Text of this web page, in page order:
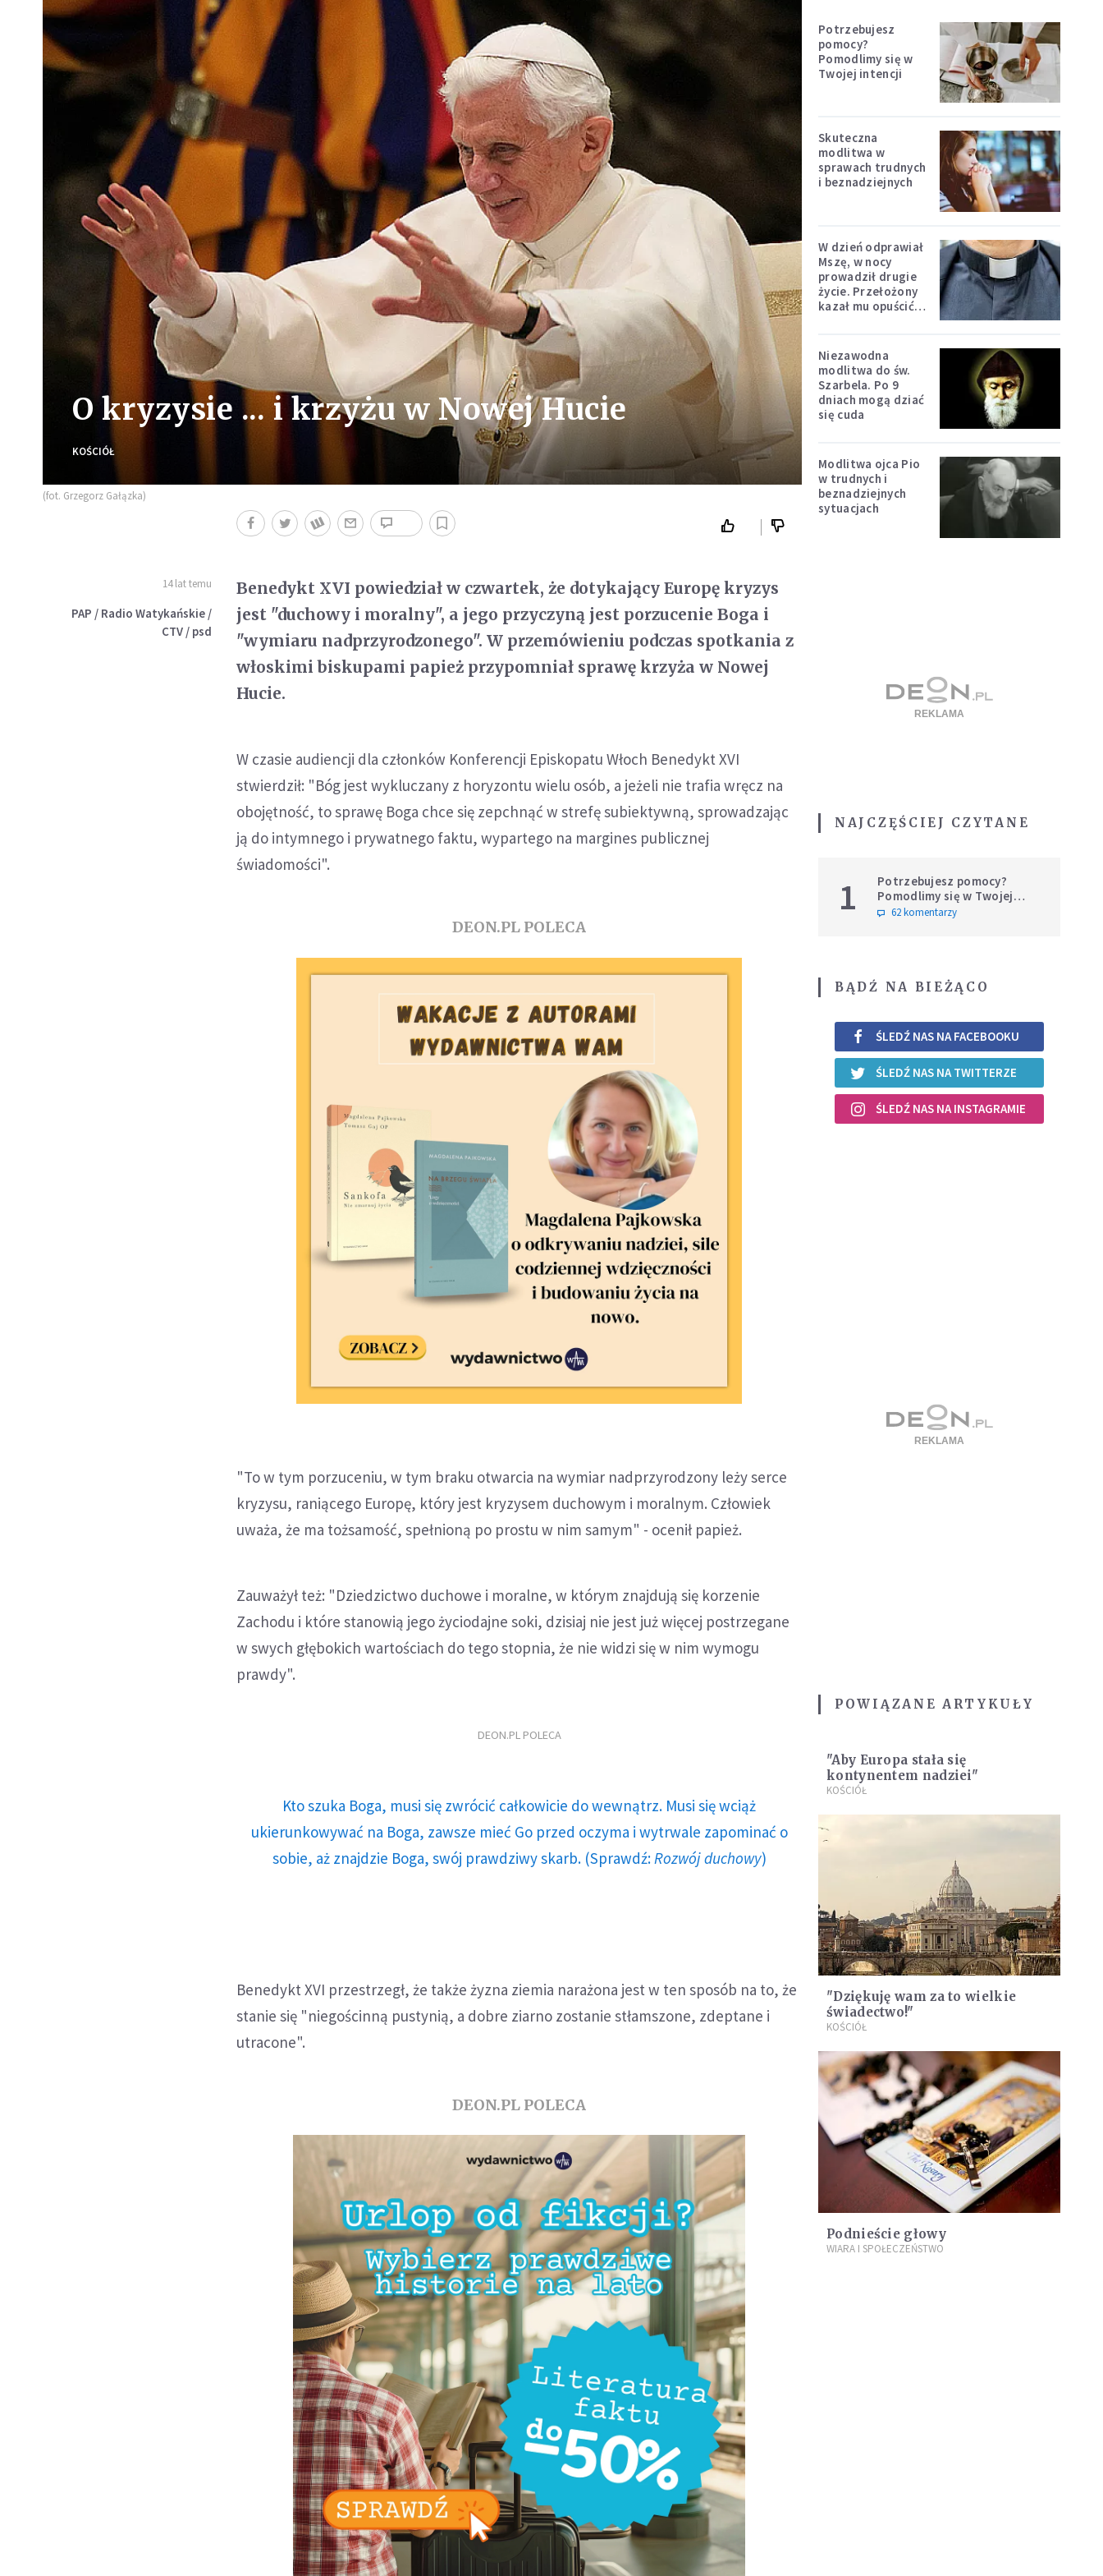
O kryzysie ... i krzyżu w Nowej Hucie
KOŚCIÓŁ
(fot. Grzegorz Gałązka)
14 lat temu
PAP / Radio Watykańskie /
CTV / psd
Benedykt XVI powiedział w czwartek, że dotykający Europę kryzys
jest "duchowy i moralny", a jego przyczyną jest porzucenie Boga i
"wymiaru nadprzyrodzonego". W przemówieniu podczas spotkania z
włoskimi biskupami papież przypomniał sprawę krzyża w Nowej
Hucie.
W czasie audiencji dla członków Konferencji Episkopatu Włoch Benedykt XVI
stwierdził: "Bóg jest wykluczany z horyzontu wielu osób, a jeżeli nie trafia wręcz na
obojętność, to sprawę Boga chce się zepchnąć w strefę subiektywną, sprowadzając
ją do intymnego i prywatnego faktu, wypartego na margines publicznej
świadomości".
DEON.PL POLECA
"To w tym porzuceniu, w tym braku otwarcia na wymiar nadprzyrodzony leży serce
kryzysu, raniącego Europę, który jest kryzysem duchowym i moralnym. Człowiek
uważa, że ma tożsamość, spełnioną po prostu w nim samym" - ocenił papież.
Zauważył też: "Dziedzictwo duchowe i moralne, w którym znajdują się korzenie
Zachodu i które stanowią jego życiodajne soki, dzisiaj nie jest już więcej postrzegane
w swych głębokich wartościach do tego stopnia, że nie widzi się w nim wymogu
prawdy".
DEON.PL POLECA
Kto szuka Boga, musi się zwrócić całkowicie do wewnątrz. Musi się wciąż
ukierunkowywać na Boga, zawsze mieć Go przed oczyma i wytrwale zapominać o
sobie, aż znajdzie Boga, swój prawdziwy skarb. (Sprawdź: Rozwój duchowy)
Benedykt XVI przestrzegł, że także żyzna ziemia narażona jest w ten sposób na to, że
stanie się "niegościnną pustynią, a dobre ziarno zostanie stłamszone, zdeptane i
utracone".
DEON.PL POLECA
Potrzebujesz
pomocy?
Pomodlimy się w
Twojej intencji
Skuteczna
modlitwa w
sprawach trudnych
i beznadziejnych
W dzień odprawiał
Mszę, w nocy
prowadził drugie
życie. Przełożony
kazał mu opuścić
Niezawodna
modlitwa do św.
Szarbela. Po 9
dniach mogą dziać
się cuda
Modlitwa ojca Pio
w trudnych i
beznadziejnych
sytuacjach
NAJCZĘŚCIEJ CZYTANE
1
Potrzebujesz pomocy?
Pomodlimy się w Twojej
intencji
62 komentarzy
BĄDŹ NA BIEŻĄCO
ŚLEDŹ NAS NA FACEBOOKU
ŚLEDŹ NAS NA TWITTERZE
ŚLEDŹ NAS NA INSTAGRAMIE
POWIĄZANE ARTYKUŁY
"Aby Europa stała się
kontynentem nadziei"
KOŚCIÓŁ
"Dziękuję wam za to wielkie
świadectwo!"
KOŚCIÓŁ
Podnieście głowy
WIARA I SPOŁECZEŃSTWO